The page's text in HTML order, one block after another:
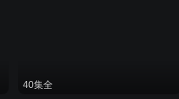
40集全